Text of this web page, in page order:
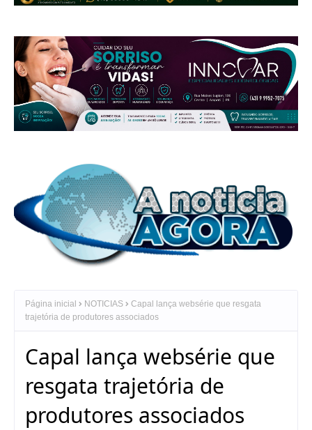
Página inicial NOTICIAS
Capal lança websérie que resgata
trajetória de produtores associados
Capal lança websérie que
resgata trajetória de
produtores associados